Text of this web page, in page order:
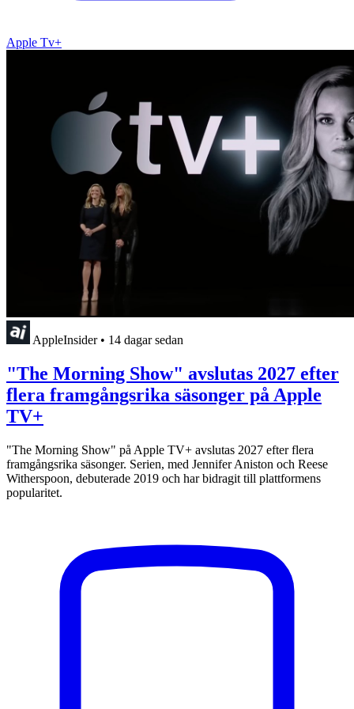
Apple Tv+
AppleInsider • 14 dagar sedan
"The Morning Show" avslutas 2027 efter
flera framgångsrika säsonger på Apple
TV+
"The Morning Show" på Apple TV+ avslutas 2027 efter flera
framgångsrika säsonger. Serien, med Jennifer Aniston och Reese
Witherspoon, debuterade 2019 och har bidragit till plattformens
popularitet.